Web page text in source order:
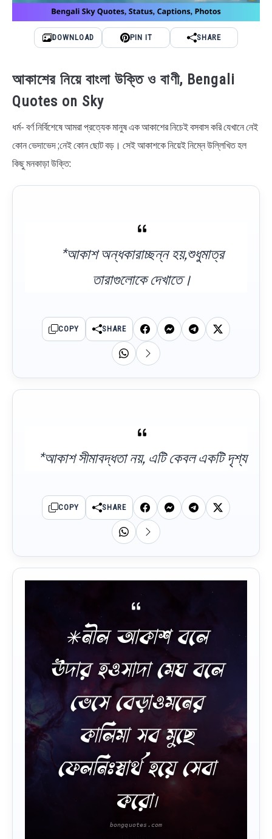
DOWNLOAD PIN IT SHARE
আকাশের নিয়ে বাংলা উক্তি ও বাণী, Bengali
Quotes on Sky
ধর্ম- বর্ণ নির্বিশেষে আমরা প্রত্যেক মানুষ এক আকাশের নিচেই বসবাস করি যেখানে নেই
কোন ভেদাভেদ ;নেই কোন ছোট বড়। সেই আকাশকে নিয়েই নিম্নে উল্লিখিত হল
কিছু মনকাড়া উক্তি:
*আকাশ অন্ধকারাচ্ছন্ন হয়,শুধুমাত্র
তারাগুলোকে দেখাতে।
COPY SHARE
*আকাশ সীমাবদ্ধতা নয়, এটি কেবল একটি দৃশ্য
COPY SHARE
*নীল আকাশ বলে
উদার হওসাদা মেঘ বলে
ভেসে বেড়াওমনের
কালিমা সব মুছে
ফেলনিঃস্বার্থ হয়ে সেবা
করো।